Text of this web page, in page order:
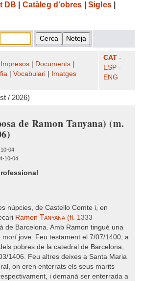
DB Catàleg d'obres Sigles|
Impresos Documents
Vocabulari Imatges
CAT -
ESP -
ENG
/ 2026)
de Ramon Tanyana) (m.
04
10-04
núpcies, de Castello Comte i, en
Ramon Tanyana(fl. 1333 –
de Barcelona. Amb Ramon tingué una
morí jove. Feu testament el 7/07/1400, a
pobres de la catedral de Barcelona,
1406. Feu altres deixes a Santa Maria
on eren enterrats els seus marits
i demanà ser enterrada a